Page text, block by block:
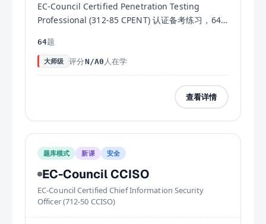
EC-Council Certified Penetration Testing
Professional (312-85 CPENT) 认证备考练习，64+
64题
大师级 评分N/A0 人在学
查看详情
题库模式 新课 安全
EC-Council CCISO
EC-Council Certified Chief Information Security
Officer (712-50 CCISO)